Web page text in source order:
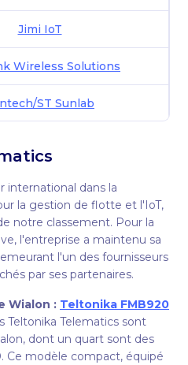
Jimi IoT
Wireless Solutions
ST Sunlab
TOPFLYtech
FleetGuide
international dans la
la gestion de flotte et l'IoT,
notre classement. Pour la
l'entreprise a maintenu sa
l'un des fournisseurs
par ses partenaires.
Wialon : Teltonika FMB920
Teltonika Telematics sont
dont un quart sont des
Ce modèle compact, équipé